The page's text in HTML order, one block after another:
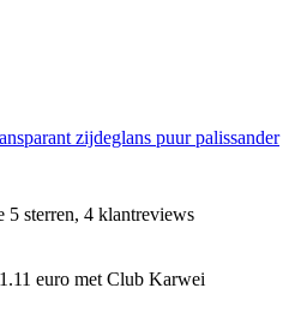
zijdeglans puur palissander
5 sterren, 4 klantreviews
euro met Club Karwei